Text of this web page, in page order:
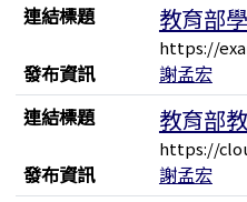
連結標題
教育部
https://
發布資訊
謝孟宏
連結標題
教育部
https://
發布資訊
謝孟宏